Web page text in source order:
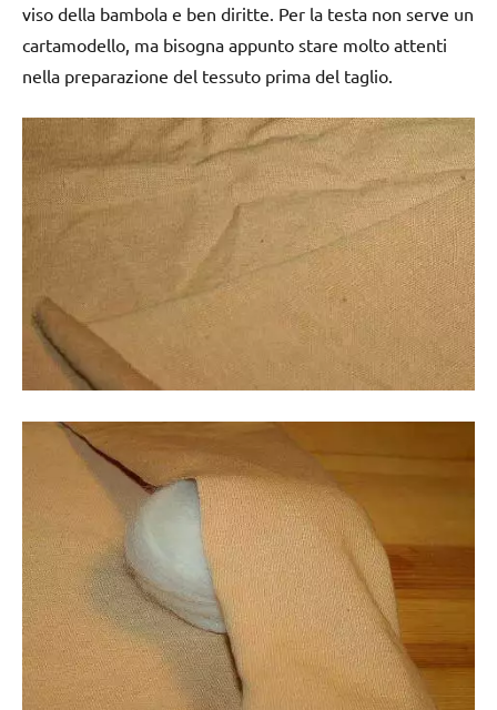
viso della bambola e ben diritte. Per la testa non serve un
cartamodello, ma bisogna appunto stare molto attenti
nella preparazione del tessuto prima del taglio.